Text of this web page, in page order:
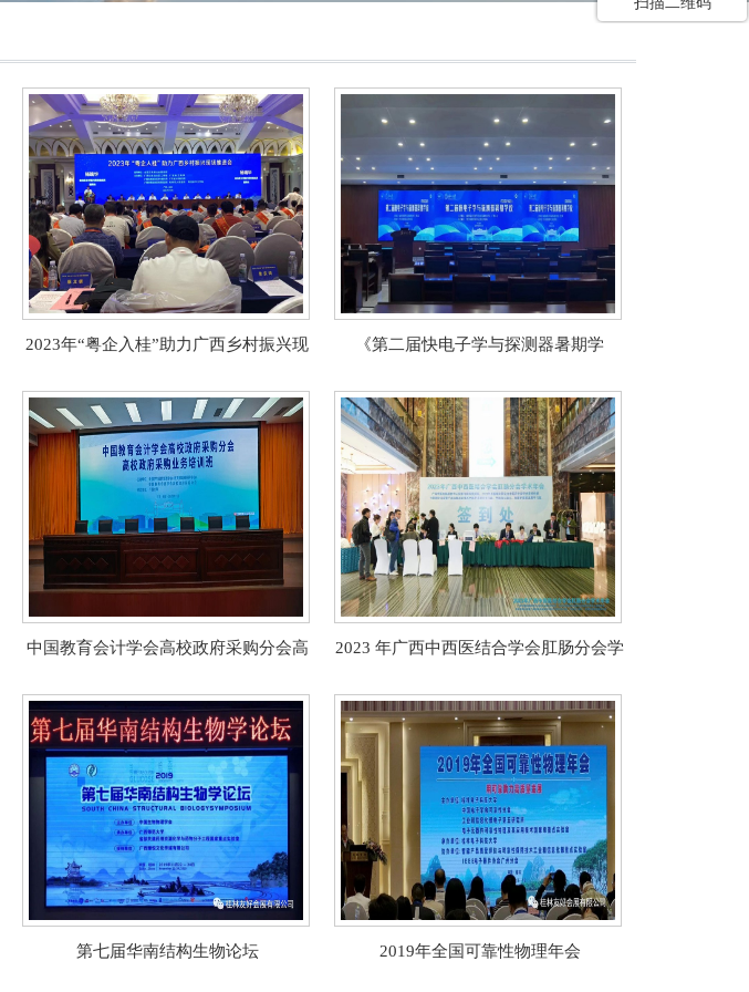
2023年“粤企入桂”助力广西乡村振兴现
《第二届快电子学与探测器暑期学
术交流会》
中国教育会计学会高校政府采购分会高
2023 年广西中西医结合学会肛肠分会学
第七届华南结构生物论坛 2019年全国可靠性物理年会